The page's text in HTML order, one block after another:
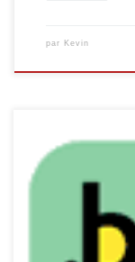
par Kevin
Cette année, un
débouché sur tout
par l’animateur de
d’identité
Vendredi 5 mars